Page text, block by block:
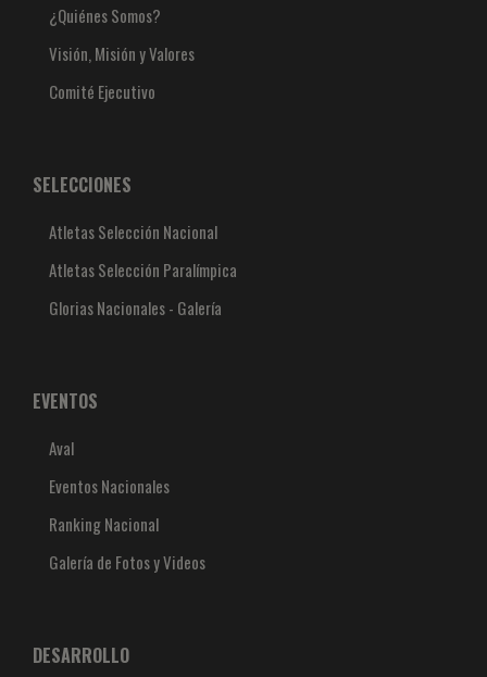
¿Quiénes Somos?
Visión, Misión y Valores
Comité Ejecutivo
SELECCIONES
Atletas Selección Nacional
Atletas Selección Paralímpica
Glorias Nacionales - Galería
EVENTOS
Aval
Eventos Nacionales
Ranking Nacional
Galería de Fotos y Videos
DESARROLLO